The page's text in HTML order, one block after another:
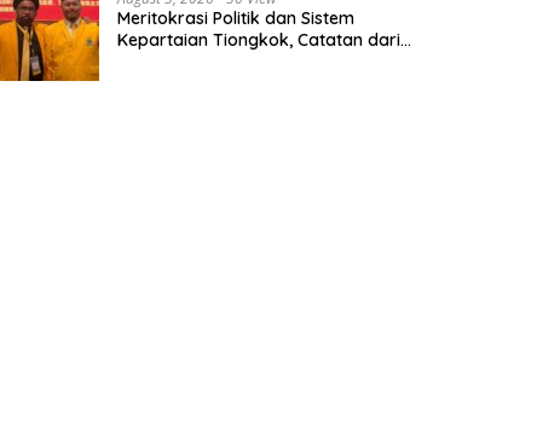
Meritokrasi Politik dan Sistem
Kepartaian Tiongkok, Catatan dari